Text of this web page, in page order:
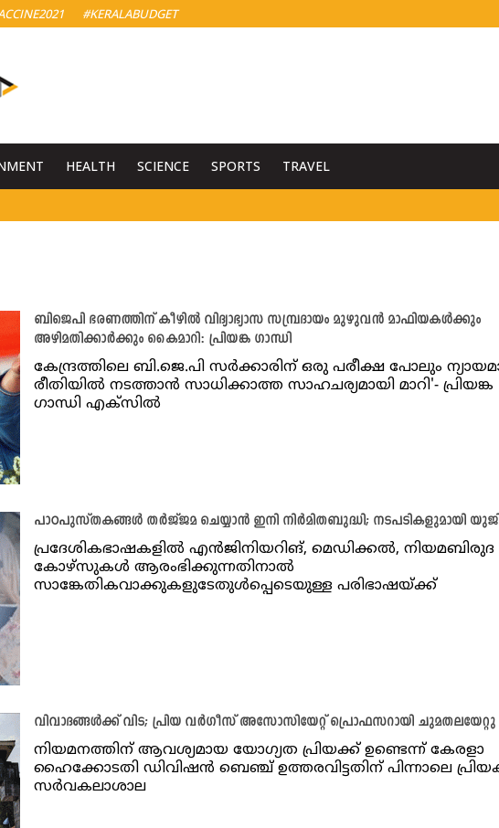
#KERALABUDGET
HEALTH SCIENCE SPORTS TRAVEL
ബിജെപി ഭരണത്തിന് കീഴില്‍ വിദ്യാഭ്യാസ സമ്പ്രദായം മുഴുവന്‍ മാഫിയകള്‍ക്കും
അഴിമതിക്കാര്‍ക്കും കൈമാറി: പ്രിയങ്ക ഗാന്ധി
കേന്ദ്രത്തിലെ ബി.ജെ.പി സര്‍ക്കാരിന് ഒരു പരീക്ഷ പോലും
രീതിയില്‍ നടത്താന്‍ സാധിക്കാത്ത സാഹചര്യമായി മാറി'- പ്രിയങ്ക
ഗാന്ധി എക്‌സില്‍
പാഠപുസ്തകങ്ങൾ തർജ്ജമ ചെയ്യാൻ ഇനി നിർമിതബുദ്ധി; നടപടികളുമായി
പ്രദേശികഭാഷകളിൽ എൻജിനിയറിങ്, മെഡിക്കൽ, നിയമബിരുദ
കോഴ്‌സുകൾ ആരംഭിക്കുന്നതിനാൽ
സാങ്കേതികവാക്കുകളുടേതുൾപ്പെടെയുള്ള പരിഭാഷയ്ക്ക്
വിവാദങ്ങൾക്ക് വിട; പ്രിയ വര്‍ഗീസ് അസോസിയേറ്റ് പ്രൊഫസറായി ചുമതലയേറ്റു
നിയമനത്തിന് ആവശ്യമായ യോഗ്യത പ്രിയക്ക് ഉണ്ടെന്ന് കേരളാ
ഹൈക്കോടതി ഡിവിഷൻ ബെഞ്ച് ഉത്തരവിട്ടതിന് പിന്നാലെ
സർവകലാശാല